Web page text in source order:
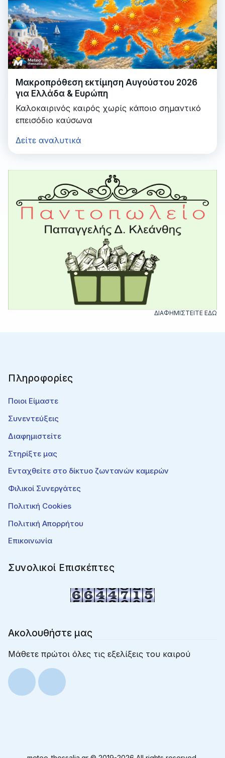
Μακροπρόθεση εκτίμηση Αυγούστου 2026
για Ελλάδα & Ευρώπη
Καλοκαιρινός καιρός χωρίς κάποιο σημαντικό
επεισόδιο καύσωνα
Δείτε αναλυτικά
ΔΙΑΦΗΜΙΣΤΕΙΤΕ ΕΔΩ
Πληροφορίες
Ποιοι Είμαστε
Συνεντεύξεις
Διαφημιστείτε
Στηρίξτε μας
Ενταχθείτε στο δίκτυο ζωντανών καμερών
Φιλικοί Συνεργάτες
Πολιτική Cookies
Πολιτική Απορρήτου
Επικοινωνία
Συνολικοί Επισκέπτες
Ακολουθήστε μας
Μάθετε πρώτοι όλες τις εξελίξεις του καιρού